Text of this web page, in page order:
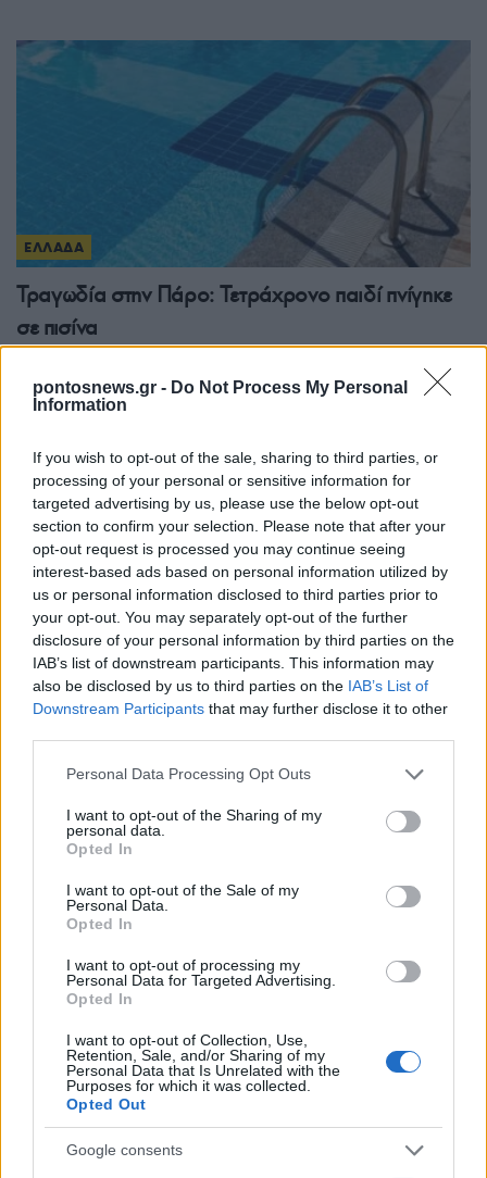
pontosnews.gr - Do Not Process My Personal
Information
If you wish to opt-out of the sale, sharing to third parties, or
processing of your personal or sensitive information for
targeted advertising by us, please use the below opt-out
section to confirm your selection. Please note that after your
opt-out request is processed you may continue seeing
interest-based ads based on personal information utilized by
us or personal information disclosed to third parties prior to
your opt-out. You may separately opt-out of the further
disclosure of your personal information by third parties on the
IAB’s list of downstream participants. This information may
also be disclosed by us to third parties on the IAB’s List of
Downstream Participants that may further disclose it to other
Please note that this website/app uses one or more Google
not limited to your visit or usage behaviour. You may click to
grant or deny consent to Google and its third-party tags to
use your data for below specified purposes in below Google
consent section.
Personal Data Processing Opt Outs
I want to opt-out of the Sharing of my
personal data.
Opted In
I want to opt-out of the Sale of my
Personal Data.
Opted In
I want to opt-out of processing my
Personal Data for Targeted Advertising.
Opted In
I want to opt-out of Collection, Use,
Retention, Sale, and/or Sharing of my
Personal Data that Is Unrelated with the
Purposes for which it was collected.
Opted Out
Google consents
ΕΛΛΑΔΑ
Τραγωδία στην Πάρο: Τετράχρονο παιδί πνίγηκε
σε πισίνα
ΕΛΛΑΔΑ
ΕΛΑΣ: Συνεχίζεται με ταχείς ρυθμούς η
εξάρθρωση της ρωσόφωνης μαφίας –
Συνελήφθησαν 49χρονος και 37χρονος
8/08/2026 - 7:27μμ
ΕΛΛΑΔΑ
ΕΛΓΕΚΑ: Προληπτική ανάκληση προϊόντος
μαρμελάδας φράουλας γνωστής μάρκας
8/08/2026 - 5:55μμ